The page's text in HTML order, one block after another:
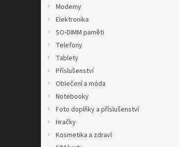
Modemy
Elektronika
SO-DIMM paměti
Telefony
Tablety
Příslušenství
Oblečení a móda
Notebooky
Foto doplňky a příslušenství
Hračky
Kosmetika a zdraví